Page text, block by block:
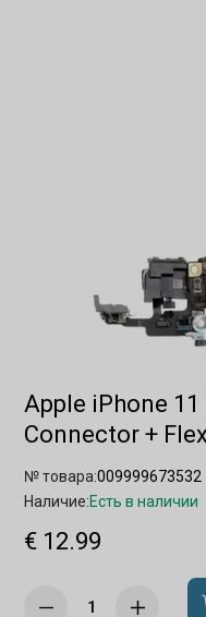
Apple iPhone
Connector +
№ товара:009999673532
Наличие:Есть в наличии
€ 12.99